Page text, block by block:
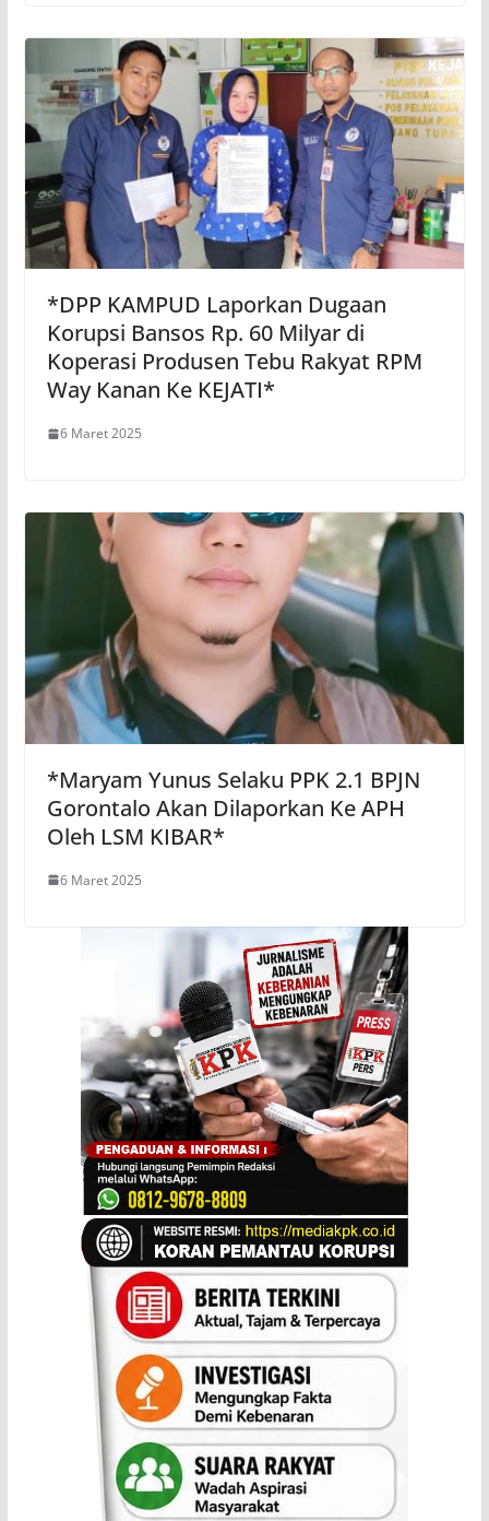
*DPP KAMPUD Laporkan Dugaan
Korupsi Bansos Rp. 60 Milyar di
Koperasi Produsen Tebu Rakyat RPM
Way Kanan Ke KEJATI*
6 Maret 2025
*Maryam Yunus Selaku PPK 2.1 BPJN
Gorontalo Akan Dilaporkan Ke APH
Oleh LSM KIBAR*
6 Maret 2025